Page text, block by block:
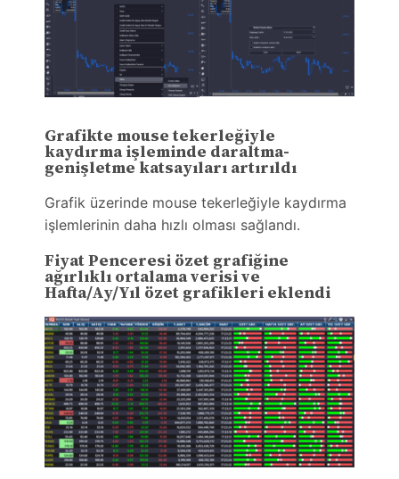
Grafikte mouse tekerleğiyle
kaydırma işleminde daraltma-
genişletme katsayıları artırıldı
Grafik üzerinde mouse tekerleğiyle kaydırma
işlemlerinin daha hızlı olması sağlandı.
Fiyat Penceresi özet grafiğine
ağırlıklı ortalama verisi ve
Hafta/Ay/Yıl özet grafikleri eklendi